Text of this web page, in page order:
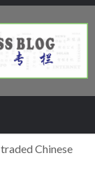
Chinese